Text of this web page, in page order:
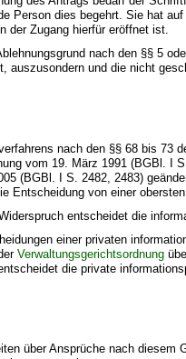
Person dies begehrt. Sie hat
der Zugang hierfür eröffnet ist.
nach den §§ 5
auszusondern und die nicht
nach den §§ 68 bis 73
vom 19. März 1991 (BGBl. I
(BGBl. I S. 2482, 2483)
Entscheidung von einer
entscheidet die
einer privaten
Verwaltungsgerichtsordnung
die private
über Ansprüche nach